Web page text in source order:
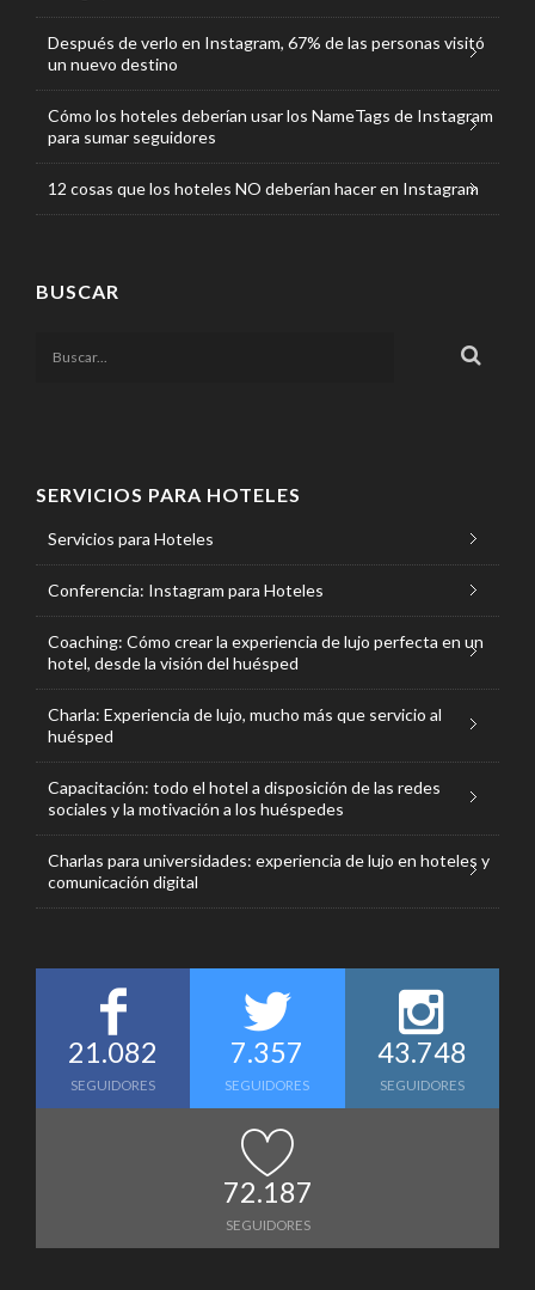
Después de verlo en Instagram, 67% de las personas visitó
un nuevo destino
Cómo los hoteles deberían usar los NameTags de Instagram
para sumar seguidores
12 cosas que los hoteles NO deberían hacer en Instagram
BUSCAR
SERVICIOS PARA HOTELES
Servicios para Hoteles
Conferencia: Instagram para Hoteles
Coaching: Cómo crear la experiencia de lujo perfecta en un
hotel, desde la visión del huésped
Charla: Experiencia de lujo, mucho más que servicio al
huésped
Capacitación: todo el hotel a disposición de las redes
sociales y la motivación a los huéspedes
Charlas para universidades: experiencia de lujo en hoteles y
comunicación digital
21.082
SEGUIDORES
7.357
SEGUIDORES
43.748
SEGUIDORES
72.187
SEGUIDORES